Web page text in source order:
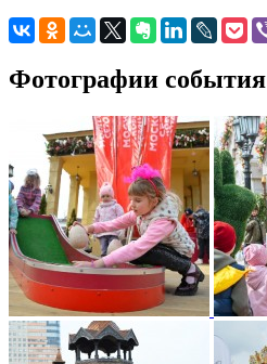
Фотографии события